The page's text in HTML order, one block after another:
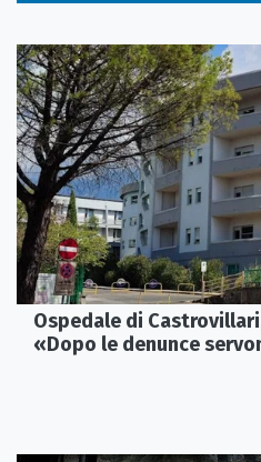
Ospedale di
«Dopo le denunce